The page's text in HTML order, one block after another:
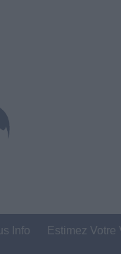
Info Estimez Votre